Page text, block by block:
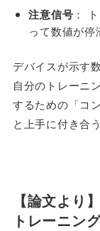
注意信号 ：
って数値が停
デバイスが示す
自分のトレーニ
するための「コ
と上手に付き合
【論文より
トレーニン